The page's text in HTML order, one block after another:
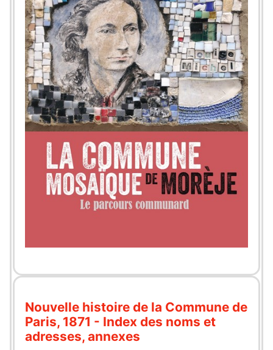
Nouvelle histoire de la Commune de
Paris, 1871 - Index des noms et
adresses, annexes